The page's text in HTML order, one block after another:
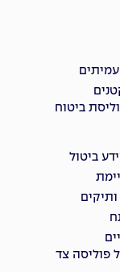
ביטוח
ביטול
פוליסה צד